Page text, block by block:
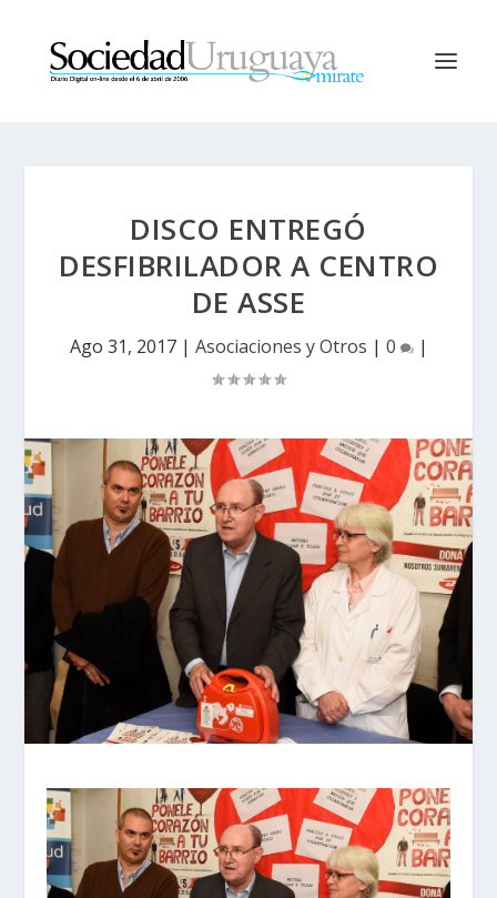
DISCO ENTREGÓ
DESFIBRILADOR A CENTRO
DE ASSE
Ago 31, 2017| Asociaciones y Otros | 0 |